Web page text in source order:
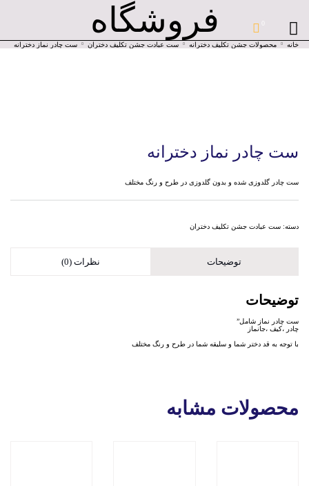
فروشگاه
خانه محصولات جشن تکلیف دخترانه ست عبادت جشن تکلیف دختران ست چادر نماز دخترانه
ست چادر نماز دخترانه
ست چادر گلدوزی شده و بدون گلدوزی در طرح و رنگ مختلف
دسته: ست عبادت جشن تکلیف دختران
توضیحات نظرات (0)
توضیحات
ست چادر نماز شامل”
چادر ،کیف ،جانماز
با توجه به قد دختر شما و سلیقه شما در طرح و رنگ مختلف
محصولات مشابه